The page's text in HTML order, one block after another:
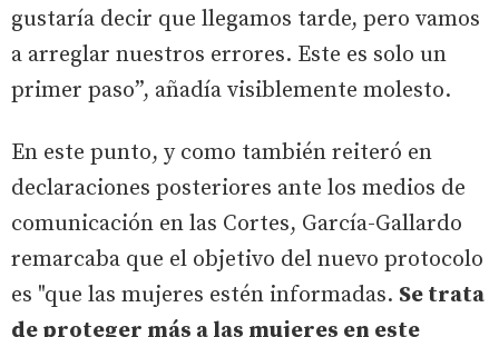
gustaría decir que llegamos tarde, pero vamos
a arreglar nuestros errores. Este es solo un
primer paso”, añadía visiblemente molesto.
En este punto, y como también reiteró en
declaraciones posteriores ante los medios de
comunicación en las Cortes, García-Gallardo
remarcaba que el objetivo del nuevo protocolo
es "que las mujeres estén informadas. Se trata
de proteger más a las mujeres en este